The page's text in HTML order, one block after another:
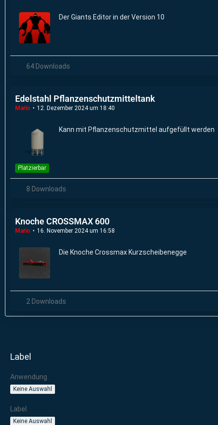
Der Giants Editor in der Version 10
64 Downloads
Edelstahl Pflanzenschutzmitteltank
Mario 12. Dezember 2024 um 18:40
Kann mit Pflanzenschutzmittel aufgefüllt werden
Platzierbar
8 Downloads
Knoche CROSSMAX 600
Mario 16. November 2024 um 16:58
Die Knoche Crossmax Kurzscheibenegge
2 Downloads
Label
Anwendung
Keine Auswahl
Label
Keine Auswahl